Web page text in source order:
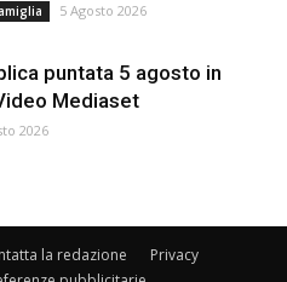
5 Agosto 2026
puntata 5 agosto in
Mediaset
2026
la redazione
Privacy